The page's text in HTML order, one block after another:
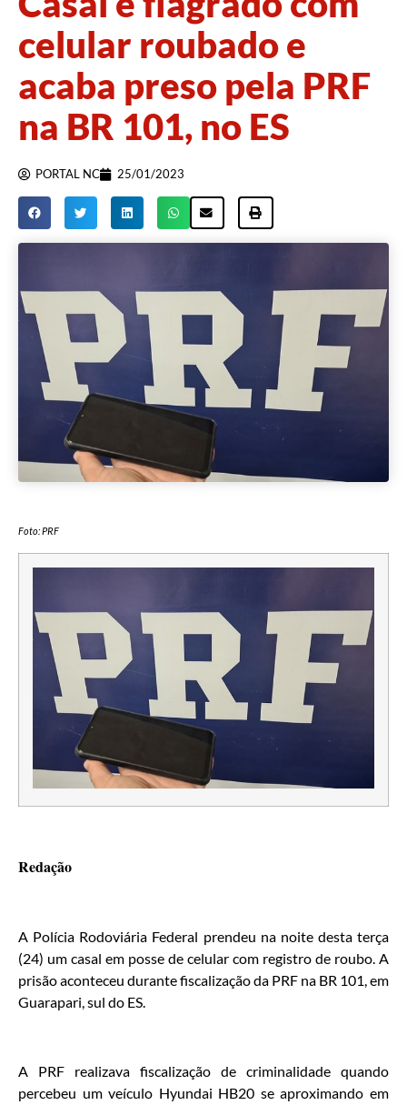
celular roubado e
acaba preso pela PRF
na BR 101, no ES
PORTAL NC 25/01/2023
Foto: PRF
Redação
A Polícia Rodoviária Federal prendeu na noite desta terça
(24) um casal em posse de celular com registro de roubo. A
prisão aconteceu durante fiscalização da PRF na BR 101, em
Guarapari, sul do ES.
A PRF realizava fiscalização de criminalidade quando
percebeu um veículo Hyundai HB20 se aproximando em